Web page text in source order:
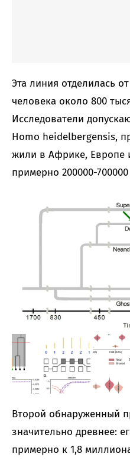
Эта линия отделилась
человека около 800
Исследователи
Homo heidelbergensis,
жили в Африке, Европе
примерно 200000-
Второй обнаруженный
значительно древнее:
примерно к 1,8